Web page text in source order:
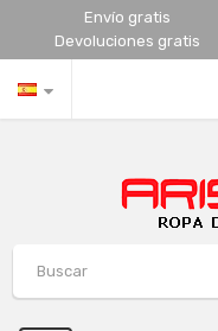
Envío gratis
Devoluciones gratis